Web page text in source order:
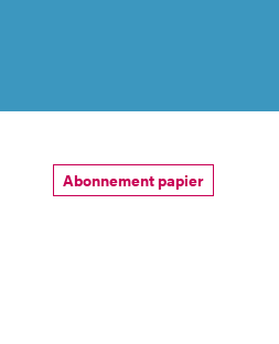
Abonnement papier